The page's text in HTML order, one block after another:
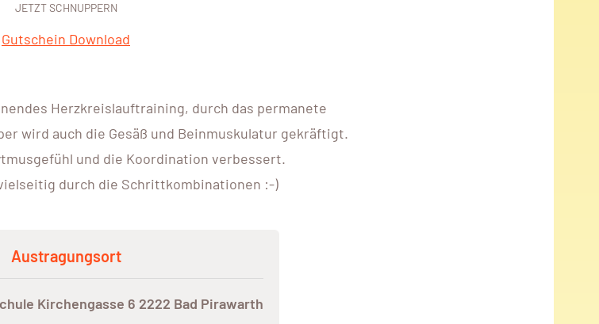
JETZT SCHNUPPERN
Gutschein Download
Herzkreislauftraining, durch das permanete
wird auch die Gesäß und Beinmuskulatur gekräftigt.
und die Koordination verbessert.
durch die Schrittkombinationen :-)
Austragungsort
Kirchengasse 6 2222 Bad Pirawarth